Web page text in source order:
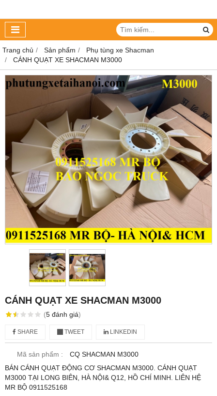
Trang chủ Sản phẩm
Phụ tùng xe Shacman
CÁNH QUẠT XE SHACMAN M3000
CÁNH QUẠT XE SHACMAN M3000
(5 đánh giá)
SHARE TWEET LINKEDIN
Mã sản phẩm :
CQ SHACMAN M3000
BÁN CÁNH QUẠT ĐỘNG CƠ SHACMAN M3000. CÁNH QUẠT
M3000 TẠI LONG BIÊN, HÀ NỘI& Q12, HỒ CHÍ MINH. LIÊN HỆ
MR BỘ 0911525168